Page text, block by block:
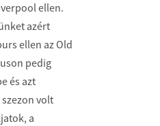
ellen.
azért
ellen az Old
pedig
és azt
volt
a